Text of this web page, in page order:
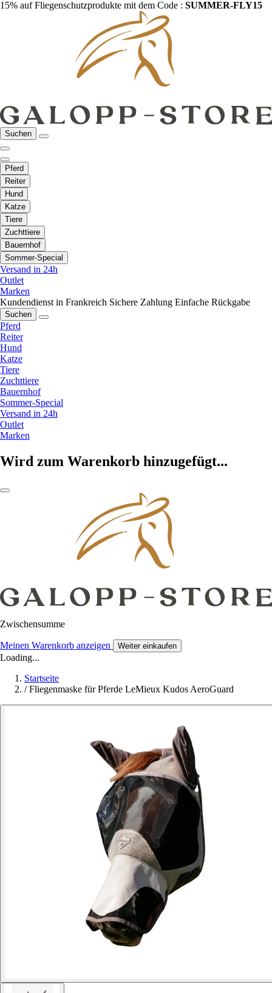
15% auf Fliegenschutzprodukte mit dem Code : SUMMER-FLY15
Suchen
Pferd
Reiter
Hund
Katze
Tiere
Zuchttiere
Bauernhof
Sommer-Special
Versand in 24h
Outlet
Marken
Kundendienst in Frankreich Sichere Zahlung Einfache Rückgabe
Suchen
Pferd
Reiter
Hund
Katze
Tiere
Zuchttiere
Bauernhof
Sommer-Special
Versand in 24h
Outlet
Marken
Wird zum Warenkorb hinzugefügt...
Zwischensumme
Meinen Warenkorb anzeigen Weiter einkaufen
Loading...
Startseite
/ Fliegenmaske für Pferde LeMieux Kudos AeroGuard